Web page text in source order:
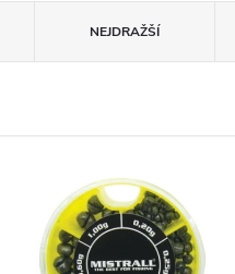
NEJDRAŽŠÍ